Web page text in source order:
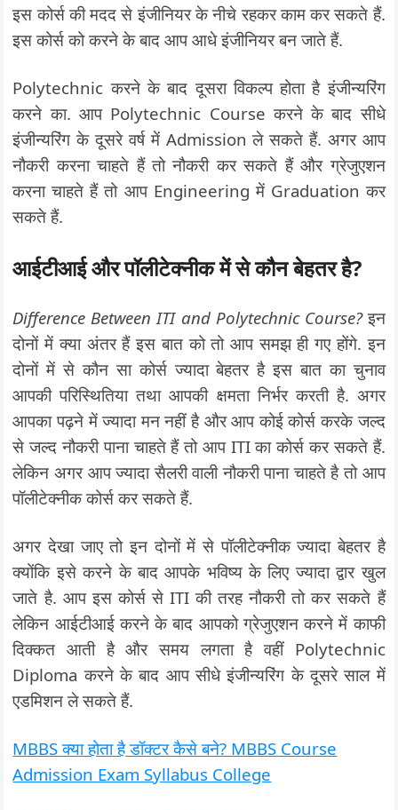
इस कोर्स की मदद से इंजीनियर के नीचे रहकर काम कर सकते हैं.
इस कोर्स को करने के बाद आप आधे इंजीनियर बन जाते हैं.
Polytechnic करने के बाद दूसरा विकल्प होता है इंजीन्यरिंग
करने का. आप Polytechnic Course करने के बाद सीधे
इंजीन्यरिंग के दूसरे वर्ष में Admission ले सकते हैं. अगर आप
नौकरी करना चाहते हैं तो नौकरी कर सकते हैं और ग्रेजुएशन
करना चाहते हैं तो आप Engineering में Graduation कर
सकते हैं.
आईटीआई और पॉलीटेक्नीक में से कौन बेहतर है?
Difference Between ITI and Polytechnic Course?इन
दोनों में क्या अंतर हैं इस बात को तो आप समझ ही गए होंगे. इन
दोनों में से कौन सा कोर्स ज्यादा बेहतर है इस बात का चुनाव
आपकी परिस्थितिया तथा आपकी क्षमता निर्भर करती है. अगर
आपका पढ़ने में ज्यादा मन नहीं है और आप कोई कोर्स करके जल्द
से जल्द नौकरी पाना चाहते हैं तो आप ITI का कोर्स कर सकते हैं.
लेकिन अगर आप ज्यादा सैलरी वाली नौकरी पाना चाहते है तो आप
पॉलीटेक्नीक कोर्स कर सकते हैं.
अगर देखा जाए तो इन दोनों में से पॉलीटेक्नीक ज्यादा बेहतर है
क्योंकि इसे करने के बाद आपके भविष्य के लिए ज्यादा द्वार खुल
जाते है. आप इस कोर्स से ITI की तरह नौकरी तो कर सकते हैं
लेकिन आईटीआई करने के बाद आपको ग्रेजुएशन करने में काफी
दिक्कत आती है और समय लगता है वहीं Polytechnic
Diploma करने के बाद आप सीधे इंजीन्यरिंग के दूसरे साल में
एडमिशन ले सकते हैं.
MBBS क्या होता है डॉक्टर कैसे बने? MBBS Course
Admission Exam Syllabus College